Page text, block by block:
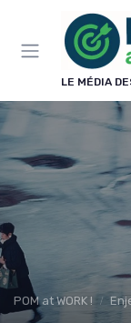
LE MÉDIA
POM at WORK !
Panneau de